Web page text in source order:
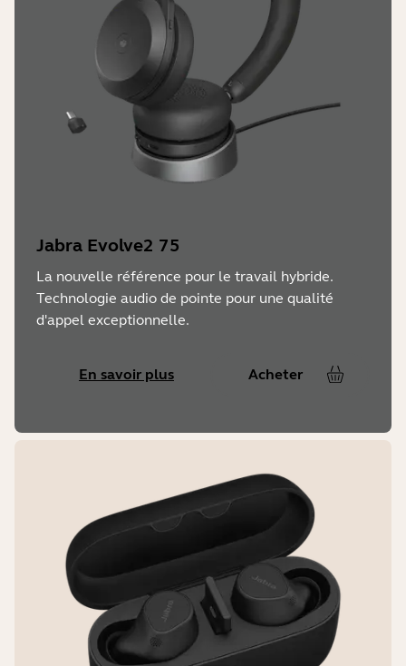
Notifications Microsoft Teams**,
voyant d'occupation Busylight, appel
entrant
Jabra Evolve2 75
La nouvelle référence pour le travail hybride.
Technologie audio de pointe pour une qualité
d'appel exceptionnelle.
En savoir plus Acheter